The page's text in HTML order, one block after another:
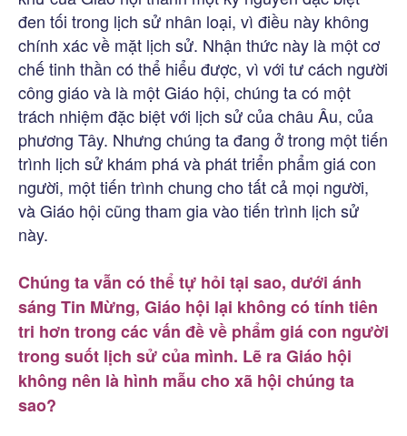
đen tối trong lịch sử nhân loại, vì điều này không
chính xác về mặt lịch sử. Nhận thức này là một cơ
chế tinh thần có thể hiểu được, vì với tư cách người
công giáo và là một Giáo hội, chúng ta có một
trách nhiệm đặc biệt với lịch sử của châu Âu, của
phương Tây. Nhưng chúng ta đang ở trong một tiến
trình lịch sử khám phá và phát triển phẩm giá con
người, một tiến trình chung cho tất cả mọi người,
và Giáo hội cũng tham gia vào tiến trình lịch sử
này.
Chúng ta vẫn có thể tự hỏi tại sao, dưới ánh
sáng Tin Mừng, Giáo hội lại không có tính tiên
tri hơn trong các vấn đề về phẩm giá con người
trong suốt lịch sử của mình. Lẽ ra Giáo hội
không nên là hình mẫu cho xã hội chúng ta
sao?